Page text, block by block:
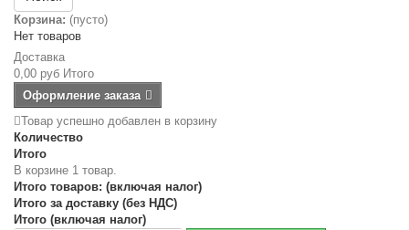
Корзина: (пусто)
Нет товаров
Доставка
0,00 руб Итого
Оформление заказа
Товар успешно добавлен в корзину
Количество
Итого
В корзине 1 товар.
Итого товаров: (включая налог)
Итого за доставку (без НДС)
Итого (включая налог)